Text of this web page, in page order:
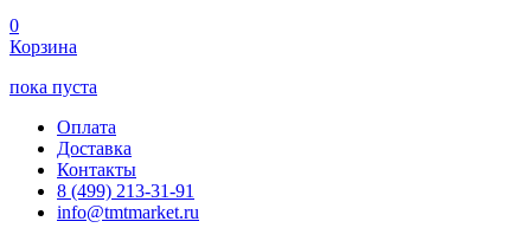
0
Корзина
пока пуста
Оплата
Доставка
Контакты
8 (499) 213-31-91
info@tmtmarket.ru